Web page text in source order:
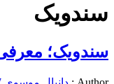
سندویک
سندویک؛